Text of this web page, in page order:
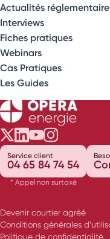
Actualités
Interviews
Fiches pratiques
Webinars
Cas Pratiques
Les Guides
Opéra Énergie
Opéra
Opéra
Opéra
Service client
04 65 84 74 54
* Appel non surtaxé
Devenir courtier agréé
Conditions générales
Politique de confidentialité